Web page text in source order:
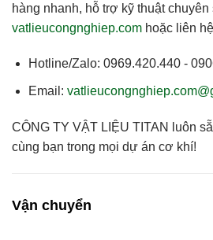
hàng nhanh, hỗ trợ kỹ thuật chuyên
vatlieucongnghiep.com hoặc liên
Hotline/Zalo: 0969.420.440 -
Email:
CÔNG TY VẬT LIỆU TITAN
luôn
cùng bạn trong mọi dự án cơ khí!
Vận chuyển